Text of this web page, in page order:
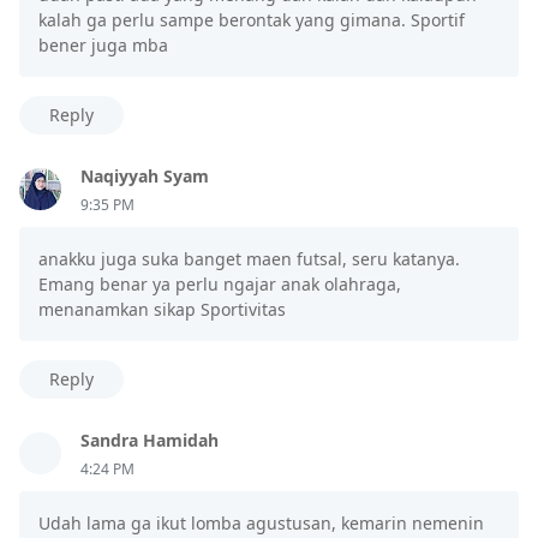
kalah ga perlu sampe berontak yang gimana. Sportif
bener juga mba
Reply
Naqiyyah Syam
9:35 PM
anakku juga suka banget maen futsal, seru katanya.
Emang benar ya perlu ngajar anak olahraga,
menanamkan sikap Sportivitas
Reply
Sandra Hamidah
4:24 PM
Udah lama ga ikut lomba agustusan, kemarin nemenin